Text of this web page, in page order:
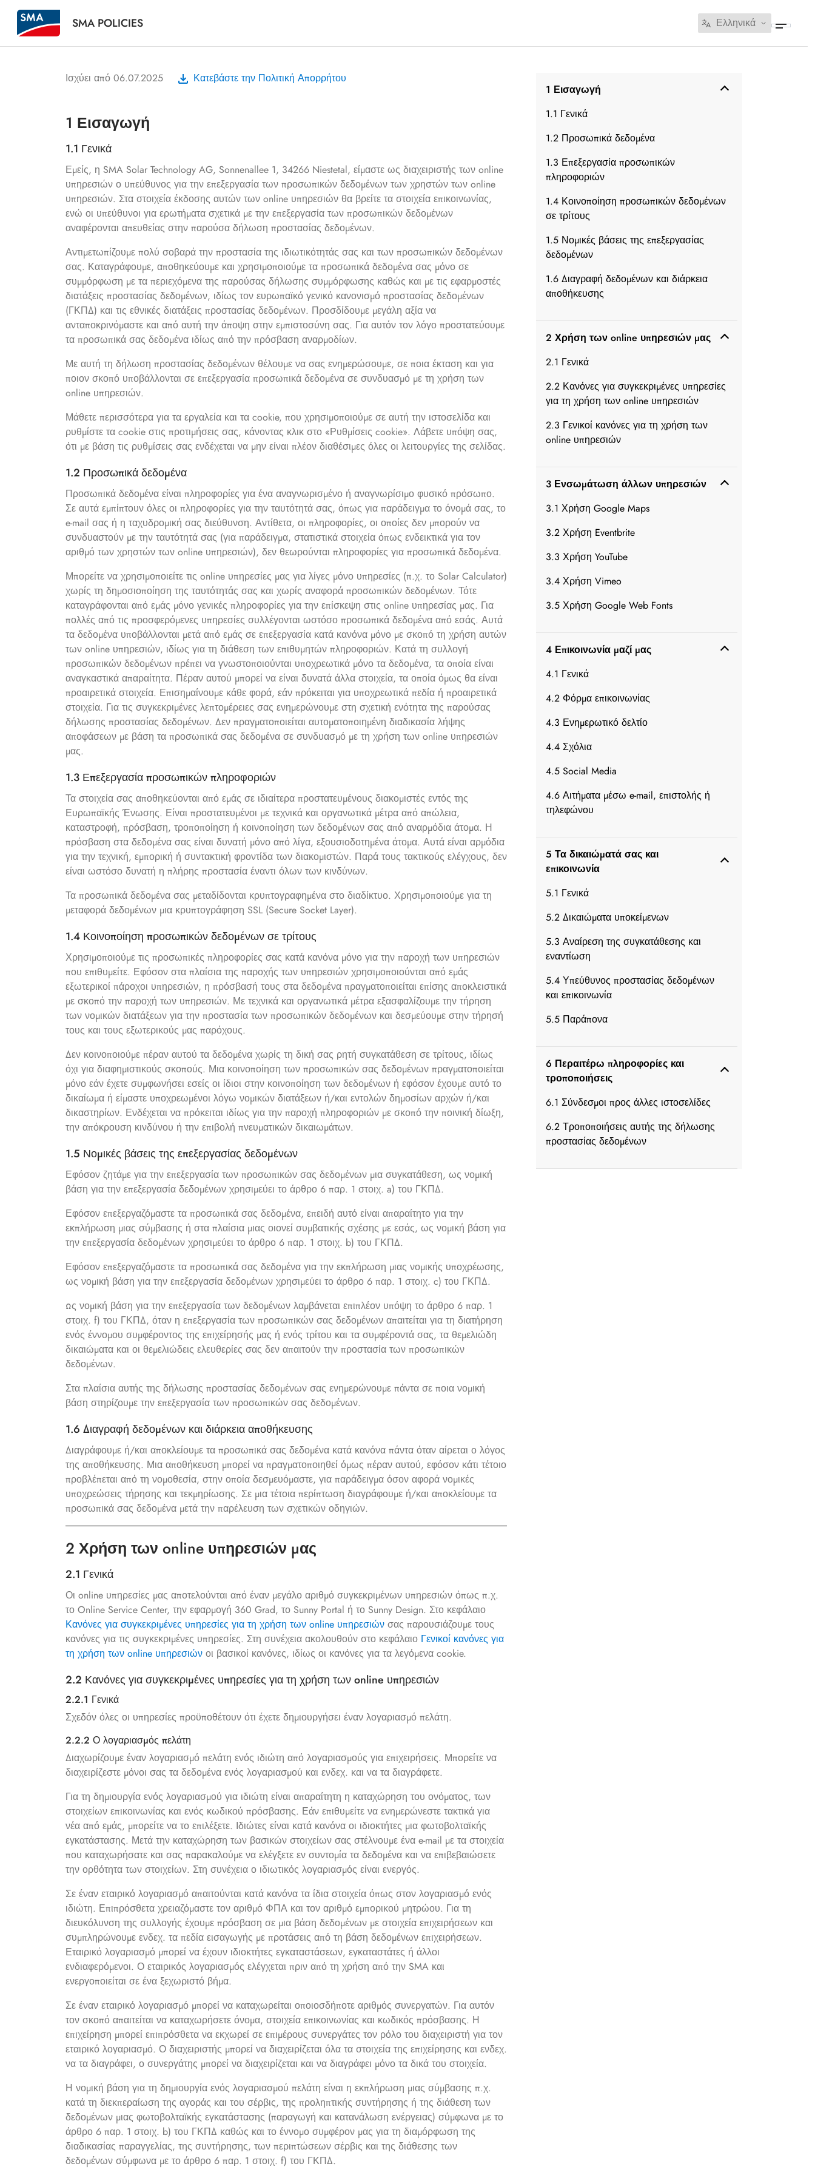
SMA POLICIES Ελληνικά
Ισχύει από 06.07.2025 Κατεβάστε την Πολιτική Απορρήτου
1 Εισαγωγή
1.1 Γενικά
Εμείς, η SMA Solar Technology AG, Sonnenallee 1, 34266 Niestetal, είμαστε ως διαχειριστής των online
υπηρεσιών ο υπεύθυνος για την επεξεργασία των προσωπικών δεδομένων των χρηστών των online
υπηρεσιών. Στα στοιχεία έκδοσης αυτών των online υπηρεσιών θα βρείτε τα στοιχεία επικοινωνίας,
ενώ οι υπεύθυνοι για ερωτήματα σχετικά με την επεξεργασία των προσωπικών δεδομένων
αναφέρονται απευθείας στην παρούσα δήλωση προστασίας δεδομένων.
Αντιμετωπίζουμε πολύ σοβαρά την προστασία της ιδιωτικότητάς σας και των προσωπικών δεδομένων
σας. Καταγράφουμε, αποθηκεύουμε και χρησιμοποιούμε τα προσωπικά δεδομένα σας μόνο σε
συμμόρφωση με τα περιεχόμενα της παρούσας δήλωσης συμμόρφωσης καθώς και με τις εφαρμοστές
διατάξεις προστασίας δεδομένων, ιδίως τον ευρωπαϊκό γενικό κανονισμό προστασίας δεδομένων
(ΓΚΠΔ) και τις εθνικές διατάξεις προστασίας δεδομένων. Προσδίδουμε μεγάλη αξία να
ανταποκρινόμαστε και από αυτή την άποψη στην εμπιστοσύνη σας. Για αυτόν τον λόγο προστατεύουμε
τα προσωπικά σας δεδομένα ιδίως από την πρόσβαση αναρμοδίων.
Με αυτή τη δήλωση προστασίας δεδομένων θέλουμε να σας ενημερώσουμε, σε ποια έκταση και για
ποιον σκοπό υποβάλλονται σε επεξεργασία προσωπικά δεδομένα σε συνδυασμό με τη χρήση των
online υπηρεσιών.
Μάθετε περισσότερα για τα εργαλεία και τα cookie, που χρησιμοποιούμε σε αυτή την ιστοσελίδα και
ρυθμίστε τα cookie στις προτιμήσεις σας, κάνοντας κλικ στο «Ρυθμίσεις cookie». Λάβετε υπόψη σας,
ότι με βάση τις ρυθμίσεις σας ενδέχεται να μην είναι πλέον διαθέσιμες όλες οι λειτουργίες της σελίδας.
1.2 Προσωπικά δεδομένα
Προσωπικά δεδομένα είναι πληροφορίες για ένα αναγνωρισμένο ή αναγνωρίσιμο φυσικό πρόσωπο.
Σε αυτά εμπίπτουν όλες οι πληροφορίες για την ταυτότητά σας, όπως για παράδειγμα το όνομά σας, το
e-mail σας ή η ταχυδρομική σας διεύθυνση. Αντίθετα, οι πληροφορίες, οι οποίες δεν μπορούν να
συνδυαστούν με την ταυτότητά σας (για παράδειγμα, στατιστικά στοιχεία όπως ενδεικτικά για τον
αριθμό των χρηστών των online υπηρεσιών), δεν θεωρούνται πληροφορίες για προσωπικά δεδομένα.
Μπορείτε να χρησιμοποιείτε τις online υπηρεσίες μας για λίγες μόνο υπηρεσίες (π.χ. το Solar Calculator)
χωρίς τη δημοσιοποίηση της ταυτότητάς σας και χωρίς αναφορά προσωπικών δεδομένων. Τότε
καταγράφονται από εμάς μόνο γενικές πληροφορίες για την επίσκεψη στις online υπηρεσίας μας. Για
πολλές από τις προσφερόμενες υπηρεσίες συλλέγονται ωστόσο προσωπικά δεδομένα από εσάς. Αυτά
τα δεδομένα υποβάλλονται μετά από εμάς σε επεξεργασία κατά κανόνα μόνο με σκοπό τη χρήση αυτών
των online υπηρεσιών, ιδίως για τη διάθεση των επιθυμητών πληροφοριών. Κατά τη συλλογή
προσωπικών δεδομένων πρέπει να γνωστοποιούνται υποχρεωτικά μόνο τα δεδομένα, τα οποία είναι
αναγκαστικά απαραίτητα. Πέραν αυτού μπορεί να είναι δυνατά άλλα στοιχεία, τα οποία όμως θα είναι
προαιρετικά στοιχεία. Επισημαίνουμε κάθε φορά, εάν πρόκειται για υποχρεωτικά πεδία ή προαιρετικά
στοιχεία. Για τις συγκεκριμένες λεπτομέρειες σας ενημερώνουμε στη σχετική ενότητα της παρούσας
δήλωσης προστασίας δεδομένων. Δεν πραγματοποιείται αυτοματοποιημένη διαδικασία λήψης
αποφάσεων με βάση τα προσωπικά σας δεδομένα σε συνδυασμό με τη χρήση των online υπηρεσιών
μας.
1.3 Επεξεργασία προσωπικών πληροφοριών
Τα στοιχεία σας αποθηκεύονται από εμάς σε ιδιαίτερα προστατευμένους διακομιστές εντός της
Ευρωπαϊκής Ένωσης. Είναι προστατευμένοι με τεχνικά και οργανωτικά μέτρα από απώλεια,
καταστροφή, πρόσβαση, τροποποίηση ή κοινοποίηση των δεδομένων σας από αναρμόδια άτομα. Η
πρόσβαση στα δεδομένα σας είναι δυνατή μόνο από λίγα, εξουσιοδοτημένα άτομα. Αυτά είναι αρμόδια
για την τεχνική, εμπορική ή συντακτική φροντίδα των διακομιστών. Παρά τους τακτικούς ελέγχους, δεν
είναι ωστόσο δυνατή η πλήρης προστασία έναντι όλων των κινδύνων.
Τα προσωπικά δεδομένα σας μεταδίδονται κρυπτογραφημένα στο διαδίκτυο. Χρησιμοποιούμε για τη
μεταφορά δεδομένων μια κρυπτογράφηση SSL (Secure Socket Layer).
1.4 Κοινοποίηση προσωπικών δεδομένων σε τρίτους
Χρησιμοποιούμε τις προσωπικές πληροφορίες σας κατά κανόνα μόνο για την παροχή των υπηρεσιών
που επιθυμείτε. Εφόσον στα πλαίσια της παροχής των υπηρεσιών χρησιμοποιούνται από εμάς
εξωτερικοί πάροχοι υπηρεσιών, η πρόσβασή τους στα δεδομένα πραγματοποιείται επίσης αποκλειστικά
με σκοπό την παροχή των υπηρεσιών. Με τεχνικά και οργανωτικά μέτρα εξασφαλίζουμε την τήρηση
των νομικών διατάξεων για την προστασία των προσωπικών δεδομένων και δεσμεύουμε στην τήρησή
τους και τους εξωτερικούς μας παρόχους.
Δεν κοινοποιούμε πέραν αυτού τα δεδομένα χωρίς τη δική σας ρητή συγκατάθεση σε τρίτους, ιδίως
όχι για διαφημιστικούς σκοπούς. Μια κοινοποίηση των προσωπικών σας δεδομένων πραγματοποιείται
μόνο εάν έχετε συμφωνήσει εσείς οι ίδιοι στην κοινοποίηση των δεδομένων ή εφόσον έχουμε αυτό το
δικαίωμα ή είμαστε υποχρεωμένοι λόγω νομικών διατάξεων ή/και εντολών δημοσίων αρχών ή/και
δικαστηρίων. Ενδέχεται να πρόκειται ιδίως για την παροχή πληροφοριών με σκοπό την ποινική δίωξη,
την απόκρουση κινδύνου ή την επιβολή πνευματικών δικαιωμάτων.
1.5 Νομικές βάσεις της επεξεργασίας δεδομένων
Εφόσον ζητάμε για την επεξεργασία των προσωπικών σας δεδομένων μια συγκατάθεση, ως νομική
βάση για την επεξεργασία δεδομένων χρησιμεύει το άρθρο 6 παρ. 1 στοιχ. a) του ΓΚΠΔ.
Εφόσον επεξεργαζόμαστε τα προσωπικά σας δεδομένα, επειδή αυτό είναι απαραίτητο για την
εκπλήρωση μιας σύμβασης ή στα πλαίσια μιας οιονεί συμβατικής σχέσης με εσάς, ως νομική βάση για
την επεξεργασία δεδομένων χρησιμεύει το άρθρο 6 παρ. 1 στοιχ. b) του ΓΚΠΔ.
Εφόσον επεξεργαζόμαστε τα προσωπικά σας δεδομένα για την εκπλήρωση μιας νομικής υποχρέωσης,
ως νομική βάση για την επεξεργασία δεδομένων χρησιμεύει το άρθρο 6 παρ. 1 στοιχ. c) του ΓΚΠΔ.
Ως νομική βάση για την επεξεργασία των δεδομένων λαμβάνεται επιπλέον υπόψη το άρθρο 6 παρ. 1
στοιχ. f) του ΓΚΠΔ, όταν η επεξεργασία των προσωπικών σας δεδομένων απαιτείται για τη διατήρηση
ενός έννομου συμφέροντος της επιχείρησής μας ή ενός τρίτου και τα συμφέροντά σας, τα θεμελιώδη
δικαιώματα και οι θεμελιώδεις ελευθερίες σας δεν απαιτούν την προστασία των προσωπικών
δεδομένων.
Στα πλαίσια αυτής της δήλωσης προστασίας δεδομένων σας ενημερώνουμε πάντα σε ποια νομική
βάση στηρίζουμε την επεξεργασία των προσωπικών σας δεδομένων.
1.6 Διαγραφή δεδομένων και διάρκεια αποθήκευσης
Διαγράφουμε ή/και αποκλείουμε τα προσωπικά σας δεδομένα κατά κανόνα πάντα όταν αίρεται ο λόγος
της αποθήκευσης. Μια αποθήκευση μπορεί να πραγματοποιηθεί όμως πέραν αυτού, εφόσον κάτι τέτοιο
προβλέπεται από τη νομοθεσία, στην οποία δεσμευόμαστε, για παράδειγμα όσον αφορά νομικές
υποχρεώσεις τήρησης και τεκμηρίωσης. Σε μια τέτοια περίπτωση διαγράφουμε ή/και αποκλείουμε τα
προσωπικά σας δεδομένα μετά την παρέλευση των σχετικών οδηγιών.
2 Χρήση των online υπηρεσιών μας
2.1 Γενικά
Οι online υπηρεσίες μας αποτελούνται από έναν μεγάλο αριθμό συγκεκριμένων υπηρεσιών όπως π.χ.
το Online Service Center, την εφαρμογή 360 Grad, το Sunny Portal ή το Sunny Design. Στο κεφάλαιο
Κανόνες για συγκεκριμένες υπηρεσίες για τη χρήση των online υπηρεσιών σας παρουσιάζουμε τους
κανόνες για τις συγκεκριμένες υπηρεσίες. Στη συνέχεια ακολουθούν στο κεφάλαιο Γενικοί κανόνες για
τη χρήση των online υπηρεσιών οι βασικοί κανόνες, ιδίως οι κανόνες για τα λεγόμενα cookie.
2.2 Κανόνες για συγκεκριμένες υπηρεσίες για τη χρήση των online υπηρεσιών
2.2.1 Γενικά
Σχεδόν όλες οι υπηρεσίες προϋποθέτουν ότι έχετε δημιουργήσει έναν λογαριασμό πελάτη.
2.2.2 Ο λογαριασμός πελάτη
Διαχωρίζουμε έναν λογαριασμό πελάτη ενός ιδιώτη από λογαριασμούς για επιχειρήσεις. Μπορείτε να
διαχειρίζεστε μόνοι σας τα δεδομένα ενός λογαριασμού και ενδεχ. και να τα διαγράφετε.
Για τη δημιουργία ενός λογαριασμού για ιδιώτη είναι απαραίτητη η καταχώρηση του ονόματος, των
στοιχείων επικοινωνίας και ενός κωδικού πρόσβασης. Εάν επιθυμείτε να ενημερώνεστε τακτικά για
νέα από εμάς, μπορείτε να το επιλέξετε. Ιδιώτες είναι κατά κανόνα οι ιδιοκτήτες μια φωτοβολταϊκής
εγκατάστασης. Μετά την καταχώρηση των βασικών στοιχείων σας στέλνουμε ένα e-mail με τα στοιχεία
που καταχωρήσατε και σας παρακαλούμε να ελέγξετε εν συντομία τα δεδομένα και να επιβεβαιώσετε
την ορθότητα των στοιχείων. Στη συνέχεια ο ιδιωτικός λογαριασμός είναι ενεργός.
Σε έναν εταιρικό λογαριασμό απαιτούνται κατά κανόνα τα ίδια στοιχεία όπως στον λογαριασμό ενός
ιδιώτη. Επιπρόσθετα χρειαζόμαστε τον αριθμό ΦΠΑ και τον αριθμό εμπορικού μητρώου. Για τη
διευκόλυνση της συλλογής έχουμε πρόσβαση σε μια βάση δεδομένων με στοιχεία επιχειρήσεων και
συμπληρώνουμε ενδεχ. τα πεδία εισαγωγής με προτάσεις από τη βάση δεδομένων επιχειρήσεων.
Εταιρικό λογαριασμό μπορεί να έχουν ιδιοκτήτες εγκαταστάσεων, εγκαταστάτες ή άλλοι
ενδιαφερόμενοι. Ο εταιρικός λογαριασμός ελέγχεται πριν από τη χρήση από την SMA και
ενεργοποιείται σε ένα ξεχωριστό βήμα.
Σε έναν εταιρικό λογαριασμό μπορεί να καταχωρείται οποιοσδήποτε αριθμός συνεργατών. Για αυτόν
τον σκοπό απαιτείται να καταχωρήσετε όνομα, στοιχεία επικοινωνίας και κωδικός πρόσβασης. Η
επιχείρηση μπορεί επιπρόσθετα να εκχωρεί σε επιμέρους συνεργάτες τον ρόλο του διαχειριστή για τον
εταιρικό λογαριασμό. Ο διαχειριστής μπορεί να διαχειρίζεται όλα τα στοιχεία της επιχείρησης και ενδεχ.
να τα διαγράφει, ο συνεργάτης μπορεί να διαχειρίζεται και να διαγράφει μόνο τα δικά του στοιχεία.
Η νομική βάση για τη δημιουργία ενός λογαριασμού πελάτη είναι η εκπλήρωση μιας σύμβασης π.χ.
κατά τη διεκπεραίωση της αγοράς και του σέρβις, της προληπτικής συντήρησης ή της διάθεση των
δεδομένων μιας φωτοβολταϊκής εγκατάστασης (παραγωγή και κατανάλωση ενέργειας) σύμφωνα με το
άρθρο 6 παρ. 1 στοιχ. b) του ΓΚΠΔ καθώς και το έννομο συμφέρον μας για τη διαμόρφωση της
διαδικασίας παραγγελίας, της συντήρησης, των περιπτώσεων σέρβις και της διάθεσης των
δεδομένων σύμφωνα με το άρθρο 6 παρ. 1 στοιχ. f) του ΓΚΠΔ.
1 Εισαγωγή
1.1 Γενικά
1.2 Προσωπικά δεδομένα
1.3 Επεξεργασία προσωπικών
πληροφοριών
1.4 Κοινοποίηση προσωπικών δεδομένων
σε τρίτους
1.5 Νομικές βάσεις της επεξεργασίας
δεδομένων
1.6 Διαγραφή δεδομένων και διάρκεια
αποθήκευσης
2 Χρήση των online υπηρεσιών μας
2.1 Γενικά
2.2 Κανόνες για συγκεκριμένες υπηρεσίες
για τη χρήση των online υπηρεσιών
2.3 Γενικοί κανόνες για τη χρήση των
online υπηρεσιών
3 Ενσωμάτωση άλλων υπηρεσιών
3.1 Χρήση Google Maps
3.2 Χρήση Eventbrite
3.3 Χρήση YouTube
3.4 Χρήση Vimeo
3.5 Χρήση Google Web Fonts
4 Επικοινωνία μαζί μας
4.1 Γενικά
4.2 Φόρμα επικοινωνίας
4.3 Ενημερωτικό δελτίο
4.4 Σχόλια
4.5 Social Media
4.6 Αιτήματα μέσω e-mail, επιστολής ή
τηλεφώνου
5 Τα δικαιώματά σας και
επικοινωνία
5.1 Γενικά
5.2 Δικαιώματα υποκείμενων
5.3 Αναίρεση της συγκατάθεσης και
εναντίωση
5.4 Υπεύθυνος προστασίας δεδομένων
και επικοινωνία
5.5 Παράπονα
6 Περαιτέρω πληροφορίες και
τροποποιήσεις
6.1 Σύνδεσμοι προς άλλες ιστοσελίδες
6.2 Τροποποιήσεις αυτής της δήλωσης
προστασίας δεδομένων